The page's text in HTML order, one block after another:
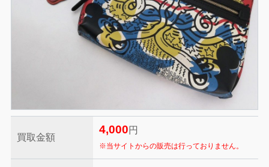
買取金額
4,000 円
※当サイトからの販売は行っておりません。